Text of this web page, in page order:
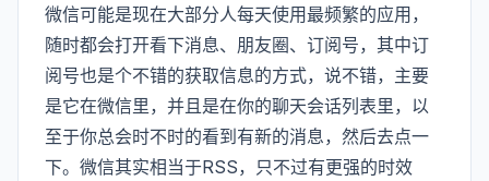
微信可能是现在大部分人每天使用最频繁的应用，
随时都会打开看下消息、朋友圈、订阅号，其中订
阅号也是个不错的获取信息的方式，说不错，主要
是它在微信里，并且是在你的聊天会话列表里，以
至于你总会时不时的看到有新的消息，然后去点一
下。微信其实相当于RSS，只不过有更强的时效